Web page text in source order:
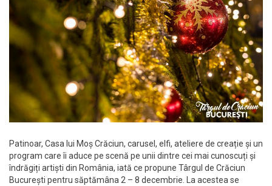
Patinoar, Casa lui Moș Crăciun, carusel, elfi, ateliere de creație și un
program care îi aduce pe scenă pe unii dintre cei mai cunoscuți și
îndrăgiți artiști din România, iată ce propune Târgul de Crăciun
București pentru săptămâna 2 – 8 decembrie. La acestea se